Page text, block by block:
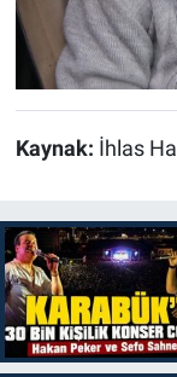
Kaynak: İhlas